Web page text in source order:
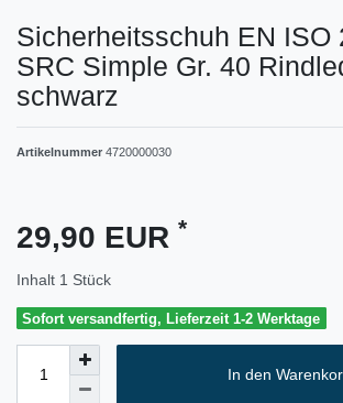
Sicherheitsschuh EN ISO
SRC Simple Gr. 40
schwarz
Artikelnummer 4720000030
29,90 EUR *
Inhalt 1 Stück
Sofort versandfertig, Lieferzeit 1-2 Werktage
In den